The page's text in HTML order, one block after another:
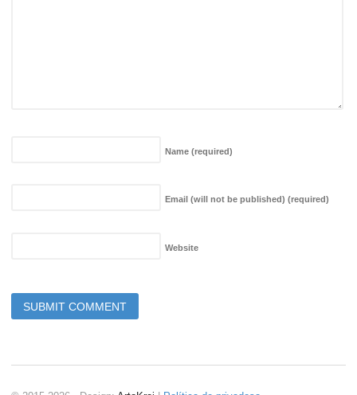
Name (required)
Email (will not be published) (required)
Website